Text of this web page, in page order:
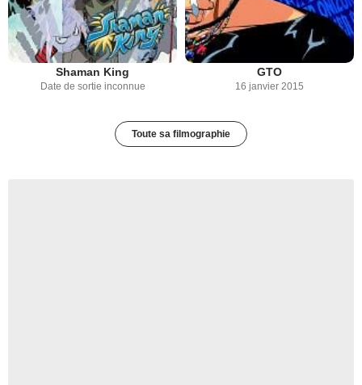
Shaman King
Date de sortie inconnue
GTO
16 janvier 2015
Toute sa filmographie